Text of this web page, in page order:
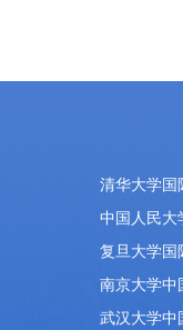
清华大学国
中国人民大
复旦大学国
南京大学中
武汉大学中